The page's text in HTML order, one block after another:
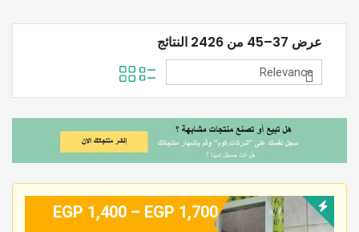
عرض 37–45 من 2426 النتائج
EGP 1,400 – EGP 1,700